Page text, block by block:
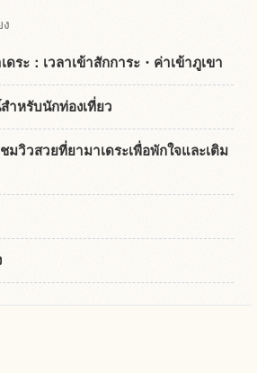
ง
ระ：เวลาเข้าสักการะ・ค่าเข้าภูเขา
ำหรับนักท่องเที่ยว
มวิวสวยที่ยามาเดระเพื่อพักใจและเติม